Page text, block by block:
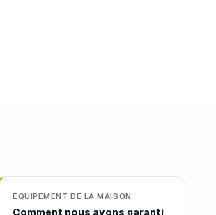
ÉQUIPEMENT DE LA MAISON
Comment nous avons garanti